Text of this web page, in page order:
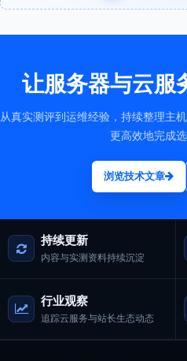
让服务器与云服
从真实测评到运维经验，持续整理主
更高效地完成选
浏览技术文章
持续更新
内容与实测资料持续沉淀
行业观察
追踪云服务与站长生态动态